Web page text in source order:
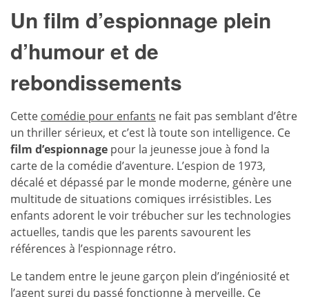
Un film d’espionnage plein
d’humour et de
rebondissements
Cette comédie pour enfants ne fait pas semblant d’être
un thriller sérieux, et c’est là toute son intelligence. Ce
film d’espionnage pour la jeunesse joue à fond la
carte de la comédie d’aventure. L’espion de 1973,
décalé et dépassé par le monde moderne, génère une
multitude de situations comiques irrésistibles. Les
enfants adorent le voir trébucher sur les technologies
actuelles, tandis que les parents savourent les
références à l’espionnage rétro.
Le tandem entre le jeune garçon plein d’ingéniosité et
l’agent surgi du passé fonctionne à merveille. Ce